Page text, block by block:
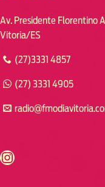
Av. Presidente Florentino
Vitoria/ES
(27)3331 4857
(27) 3331 4905
https://www.instagram.com/fmodia.cabofrio/